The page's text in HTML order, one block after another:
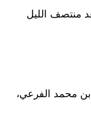
8 صباحًا إلى 1 بعد منتصف الليل
محمد الفرعي،